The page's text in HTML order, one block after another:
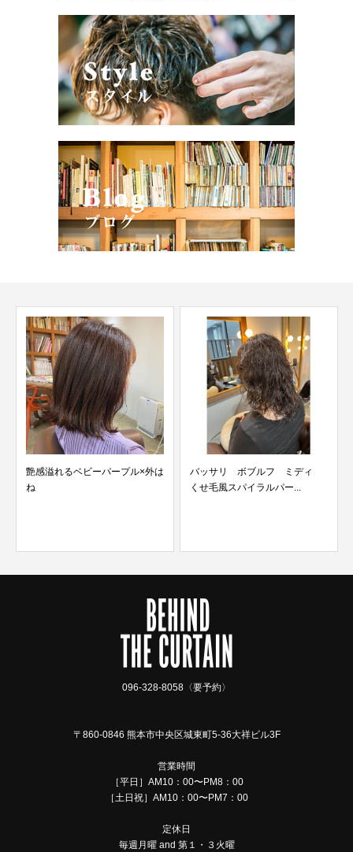
艶感溢れるベビーパープル×外は
ね
バッサリ ボブルフ ミディ
くせ毛風スパイラルパー...
096-328-8058〈要予約〉
〒860-0846 熊本市中央区城東町5-36大祥ビル3F
営業時間
［平日］AM10：00〜PM8：00
［土日祝］AM10：00〜PM7：00
定休日
毎週月曜 and 第１・３火曜